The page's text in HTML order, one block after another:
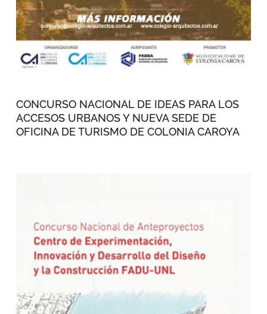
CONCURSO NACIONAL DE IDEAS PARA LOS
ACCESOS URBANOS Y NUEVA SEDE DE
OFICINA DE TURISMO DE COLONIA CAROYA